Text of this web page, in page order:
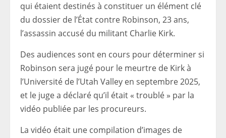
qui étaient destinés à constituer un élément clé
du dossier de l’État contre Robinson, 23 ans,
l’assassin accusé du militant Charlie Kirk.
Des audiences sont en cours pour déterminer si
Robinson sera jugé pour le meurtre de Kirk à
l’Université de l’Utah Valley en septembre 2025,
et le juge a déclaré qu’il était « troublé » par la
vidéo publiée par les procureurs.
La vidéo était une compilation d’images de